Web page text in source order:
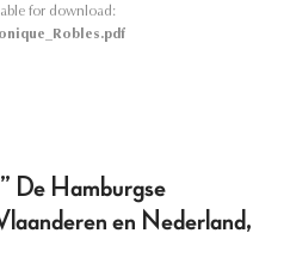
for download:
De Hamburgse
en Nederland,